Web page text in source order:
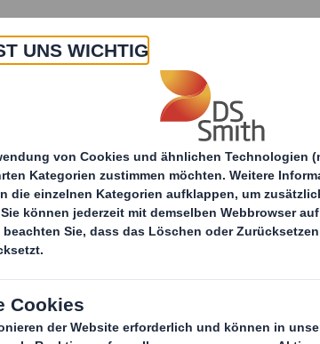
Uns Produkte & Service
Recycling-Dienstleistungen